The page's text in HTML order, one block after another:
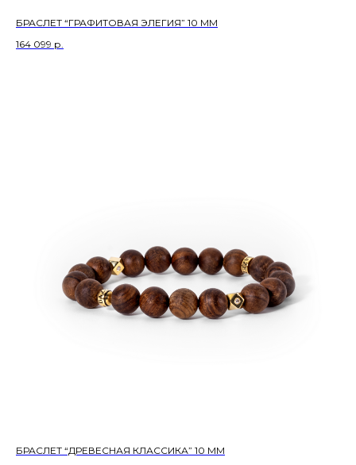
БРАСЛЕТ “ГРАФИТОВАЯ ЭЛЕГИЯ” 10 ММ
164 099 р.
БРАСЛЕТ “ДРЕВЕСНАЯ КЛАССИКА” 10 ММ